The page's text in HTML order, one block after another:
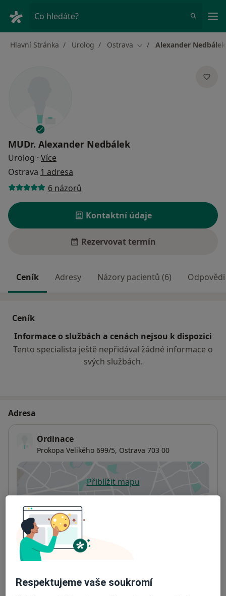
Co hledáte?
Hlavní Stránka Urolog Ostrava Změna města
Alexander Nedbálek
MUDr. Alexander Nedbálek
Urolog · Více
Ostrava 1 adresa
6 názorů
Kontaktní údaje
Rezervovat termín
Ceník Adresy Názory pacientů (6)
Ceník
Informace o službách a cenách nejsou k dispozici
Tento specialista ještě nepřidával žádné informace o
svých službách.
Adresa
Ordinace
Prokopa Velikého 699/5, Ostrava 703 00
Přiblížit mapuse otevře v nové záložce
Dostupnost
Na této adrese online kalendář není aktivní
Co mám v takové situaci udělat?
Způsoby platby (soukromé návštěvy)
Detaily
Respektujeme vaše soukromí